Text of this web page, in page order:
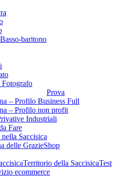
baritono
Prova
– Profilo Business Full
– Profilo non profit
Industriali
Fare
Saccisica
delle GrazieShop
Territorio della SaccisicaTest
ecommerce